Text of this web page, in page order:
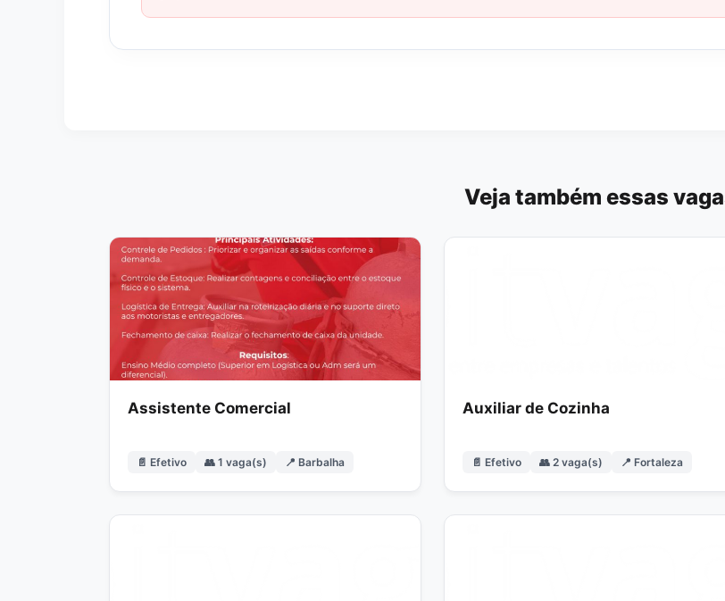
Veja também essas
Assistente Comercial
📄 Efetivo 👥 1 vaga(s) 📍 Barbalha
Auxiliar de Cozinha
📄 Efetivo 👥 2 vaga(s) 📍 Fortaleza